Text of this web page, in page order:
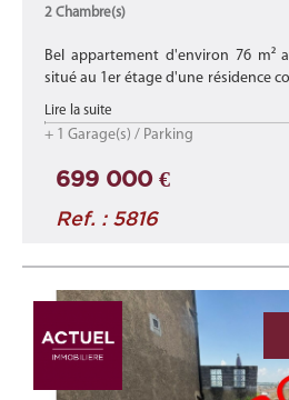
2 Chambre(s)
Bel appartement d'environ 76 m²
situé au 1er étage d'une résidence
rue calme à Differdange.
Idéalement situé, il se trouve à pro ...
Lire la suite
+ 1 Garage(s) / Parking
699 000 €
Ref. : 5816